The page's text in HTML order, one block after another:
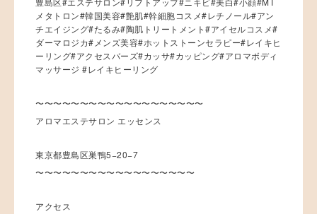
メタトロン#韓国美容#艶肌#幹細胞コスメ#レチノール#アン
チエイジング#たるみ#陶肌トリートメント#アイセルコスメ#
ダーマロジカ#メンズ美容#ホットストーンセラピー#レイキヒ
ーリング#アクセスバーズ#カッサ#カッピング#アロマボディ
マッサージ #レイキヒーリング
〜〜〜〜〜〜〜〜〜〜〜〜〜〜〜〜〜〜〜
アロマエステサロン エッセンス
東京都豊島区巣鴨5−20−7
〜〜〜〜〜〜〜〜〜〜〜〜〜〜〜〜〜〜
アクセス